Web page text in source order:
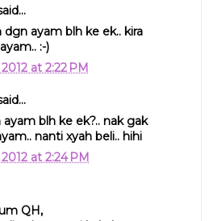
dgn ayam blh ke ek.. kira
:-)
at 2:22 PM
blh ke ek?.. nak gak
nanti xyah beli.. hihi
at 2:24 PM
QH,